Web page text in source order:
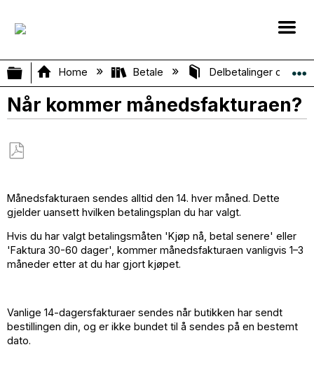
Expand/collapse global hierarchy
Home Betale Delbetalinger og
Når kommer månedsfakturaen?
PDF
Månedsfakturaen sendes alltid den 14. hver måned. Dette
gjelder uansett hvilken betalingsplan du har valgt.
Hvis du har valgt betalingsmåten 'Kjøp nå, betal senere' eller
'Faktura 30-60 dager', kommer månedsfakturaen vanligvis 1–3
måneder etter at du har gjort kjøpet.
Vanlige 14-dagersfakturaer sendes når butikken har sendt
bestillingen din, og er ikke bundet til å sendes på en bestemt
dato.